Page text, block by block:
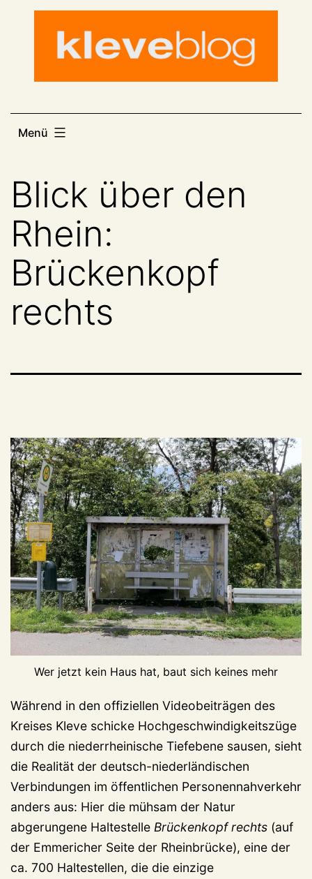
Menü
Blick über den
Rhein:
Brückenkopf
rechts
Wer jetzt kein Haus hat, baut sich keines mehr
Während in den offiziellen Videobeiträgen des
Kreises Kleve schicke Hochgeschwindigkeitszüge
durch die niederrheinische Tiefebene sausen, sieht
die Realität der deutsch-niederländischen
Verbindungen im öffentlichen Personennahverkehr
anders aus: Hier die mühsam der Natur
abgerungene Haltestelle Brückenkopf rechts (auf
der Emmericher Seite der Rheinbrücke), eine der
ca. 700 Haltestellen, die die einzige